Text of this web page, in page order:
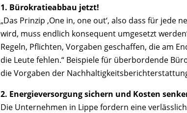
1. Bürokratieabbau jetzt!
„Das Prinzip ‚One in, one out‘, also dass für jede
wird, muss endlich konsequent umgesetzt
Regeln, Pflichten, Vorgaben geschaffen, die am
die Leute fehlen.“ Beispiele für überbordende
die Vorgaben der
2. Energieversorgung sichern und Kosten
Die Unternehmen in Lippe fordern eine